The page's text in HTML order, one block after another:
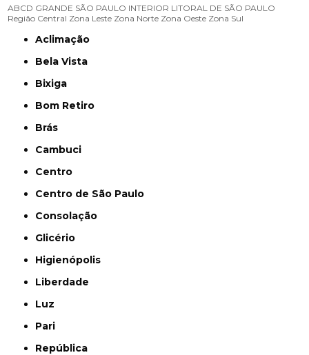
ABCD GRANDE SÃO PAULO INTERIOR LITORAL DE SÃO PAULO
Região Central Zona Leste Zona Norte Zona Oeste Zona Sul
Aclimação
Bela Vista
Bixiga
Bom Retiro
Brás
Cambuci
Centro
Centro de São Paulo
Consolação
Glicério
Higienópolis
Liberdade
Luz
Pari
República